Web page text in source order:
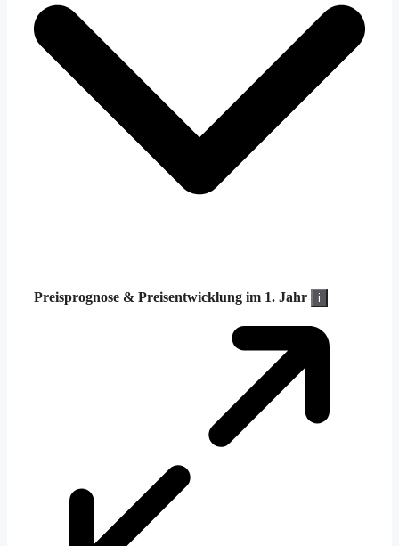
Preisprognose & Preisentwicklung im 1. Jahr i